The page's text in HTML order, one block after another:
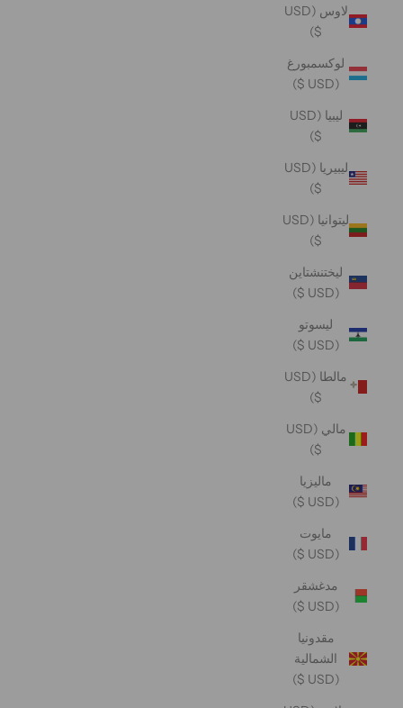
لاوس (USD
$)
لوكسمبورغ
(USD $)
ليبيا (USD
$)
ليبيريا (USD
$)
ليتوانيا (USD
$)
ليختنشتاين
(USD $)
ليسوتو
(USD $)
مالطا (USD
$)
مالي (USD
$)
ماليزيا
(USD $)
مايوت
(USD $)
مدغشقر
(USD $)
مقدونيا
الشمالية
(USD $)